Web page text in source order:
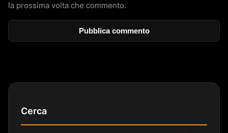
la prossima volta che commento.
Cerca